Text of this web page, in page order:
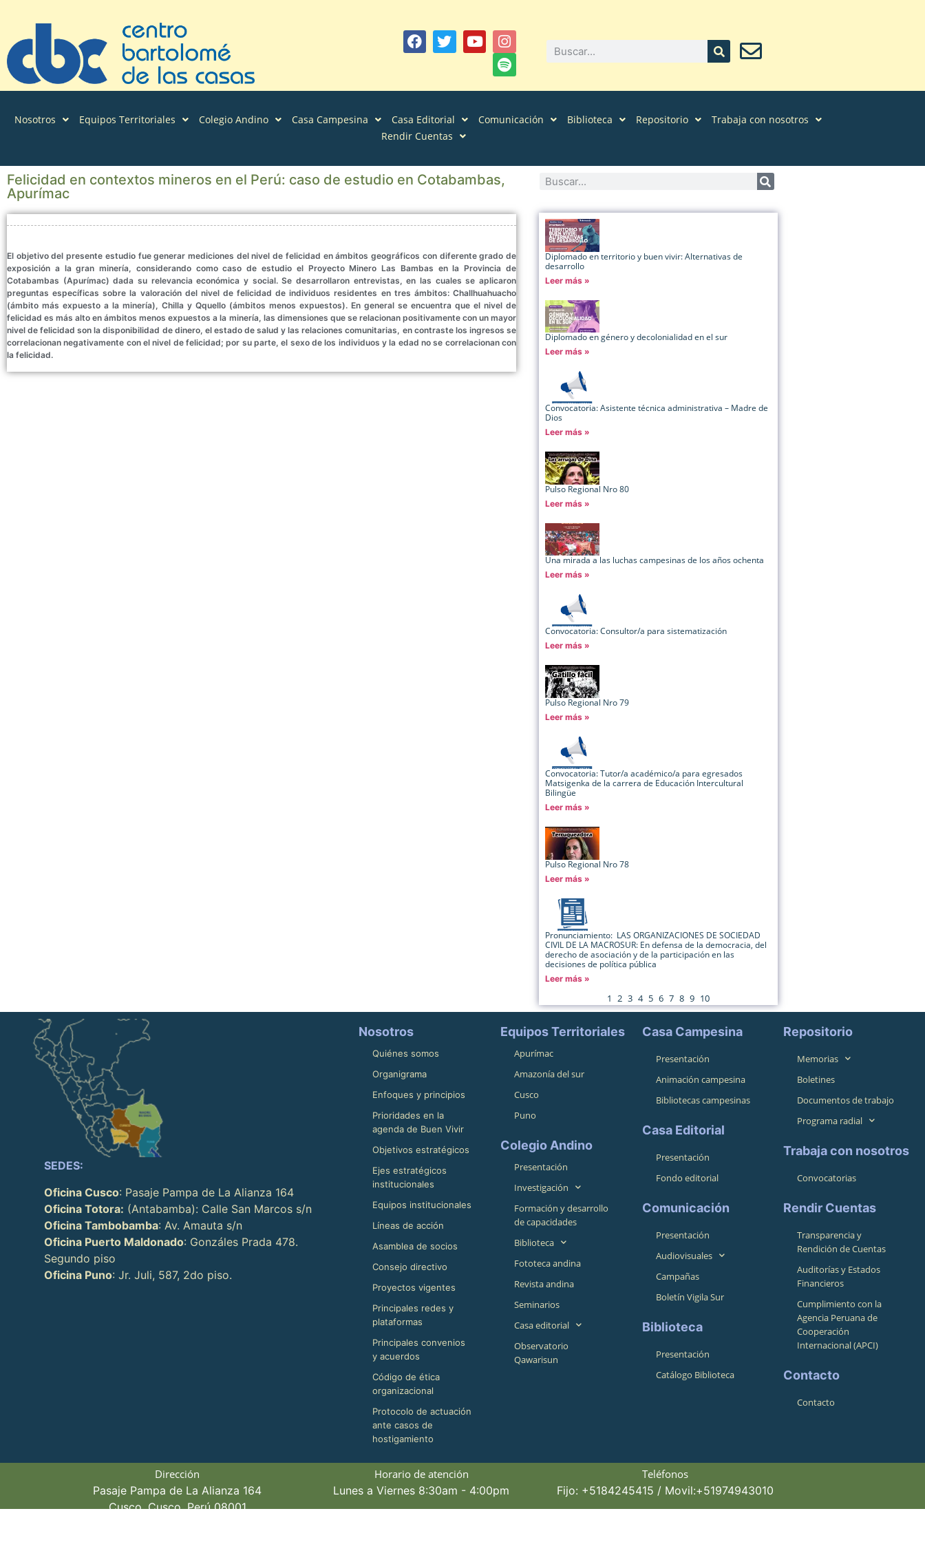
Nosotros Equipos Territoriales Colegio Andino Casa Campesina Casa Editorial Comunicación Biblioteca Repositorio
Trabaja con nosotros
Rendir Cuentas
Felicidad en contextos mineros en el Perú: caso de estudio en Cotabambas,
Apurímac
El objetivo del presente estudio fue generar mediciones del nivel de felicidad en ámbitos geográficos con diferente grado de
exposición a la gran minería, considerando como caso de estudio el Proyecto Minero Las Bambas en la Provincia de
Cotabambas (Apurímac) dada su relevancia económica y social. Se desarrollaron entrevistas, en las cuales se aplicaron
preguntas específicas sobre la valoración del nivel de felicidad de individuos residentes en tres ámbitos: Challhuahuacho
(ámbito más expuesto a la minería), Chilla y Qquello (ámbitos menos expuestos). En general se encuentra que el nivel de
felicidad es más alto en ámbitos menos expuestos a la minería, las dimensiones que se relacionan positivamente con un mayor
nivel de felicidad son la disponibilidad de dinero, el estado de salud y las relaciones comunitarias, en contraste los ingresos se
correlacionan negativamente con el nivel de felicidad; por su parte, el sexo de los individuos y la edad no se correlacionan con
la felicidad.
Diplomado en territorio y buen vivir: Alternativas de
desarrollo
Leer más »
Diplomado en género y decolonialidad en el sur
Leer más »
Convocatoria: Asistente técnica administrativa – Madre de
Dios
Leer más »
Pulso Regional Nro 80
Leer más »
Una mirada a las luchas campesinas de los años ochenta
Leer más »
Convocatoria: Consultor/a para sistematización
Leer más »
Pulso Regional Nro 79
Leer más »
Convocatoria: Tutor/a académico/a para egresados
Matsigenka de la carrera de Educación Intercultural
Bilingüe
Leer más »
Pulso Regional Nro 78
Leer más »
Pronunciamiento: LAS ORGANIZACIONES DE SOCIEDAD
CIVIL DE LA MACROSUR: En defensa de la democracia, del
derecho de asociación y de la participación en las
decisiones de política pública
Leer más »
1 2 3 4 5 6 7 8 9 10
SEDES:
Oficina Cusco: Pasaje Pampa de La Alianza 164
Oficina Totora: (Antabamba): Calle San Marcos s/n
Oficina Tambobamba: Av. Amauta s/n
Oficina Puerto Maldonado: Gonzáles Prada 478.
Segundo piso
Oficina Puno: Jr. Juli, 587, 2do piso.
Nosotros
Quiénes somos
Organigrama
Enfoques y principios
Prioridades en la
agenda de Buen Vivir
Objetivos estratégicos
Ejes estratégicos
institucionales
Equipos institucionales
Líneas de acción
Asamblea de socios
Consejo directivo
Proyectos vigentes
Principales redes y
plataformas
Principales convenios
y acuerdos
Código de ética
organizacional
Protocolo de actuación
ante casos de
hostigamiento
Equipos Territoriales
Apurímac
Amazonía del sur
Cusco
Puno
Colegio Andino
Presentación
Investigación
Formación y desarrollo
de capacidades
Biblioteca
Fototeca andina
Revista andina
Seminarios
Casa editorial
Observatorio
Qawarisun
Casa Campesina
Presentación
Animación campesina
Bibliotecas campesinas
Casa Editorial
Presentación
Fondo editorial
Comunicación
Presentación
Audiovisuales
Campañas
Boletín Vigila Sur
Biblioteca
Presentación
Catálogo Biblioteca
Repositorio
Memorias
Boletines
Documentos de trabajo
Programa radial
Trabaja con nosotros
Convocatorias
Rendir Cuentas
Transparencia y
Rendición de Cuentas
Auditorías y Estados
Financieros
Cumplimiento con la
Agencia Peruana de
Cooperación
Internacional (APCI)
Contacto
Contacto
Dirección
Pasaje Pampa de La Alianza 164
Cusco, Cusco, Perú 08001
Horario de atención
Lunes a Viernes 8:30am - 4:00pm
Teléfonos
Fijo: +5184245415 / Movil:+51974943010